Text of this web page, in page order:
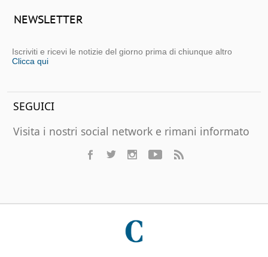
NEWSLETTER
Iscriviti e ricevi le notizie del giorno prima di chiunque altro
Clicca qui
SEGUICI
Visita i nostri social network e rimani informato